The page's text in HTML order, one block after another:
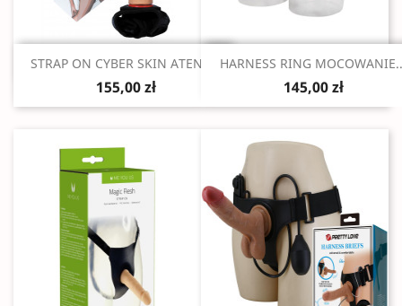
Szybki podgląd
STRAP ON CYBER SKIN ATENA...
155,00 zł
Szybki podgląd
HARNESS RING
145,00 zł